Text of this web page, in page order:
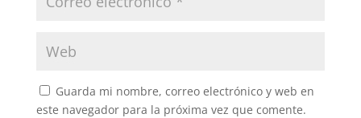
Guarda mi nombre, correo electrónico y web en
este navegador para la próxima vez que comente.